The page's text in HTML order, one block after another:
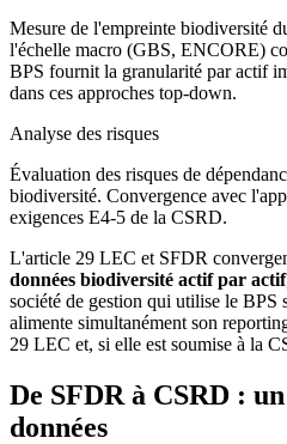
Mesure de l'empreinte biodiversité
l'échelle macro (GBS, ENCORE)
BPS fournit la granularité par actif
dans ces approches top-down.
Analyse des risques
Évaluation des risques de
biodiversité. Convergence avec
exigences E4-5 de la CSRD.
L'article 29 LEC et SFDR
données biodiversité actif par actif
société de gestion qui utilise le
alimente simultanément son
29 LEC et, si elle est soumise à la
De SFDR à CSRD :
données